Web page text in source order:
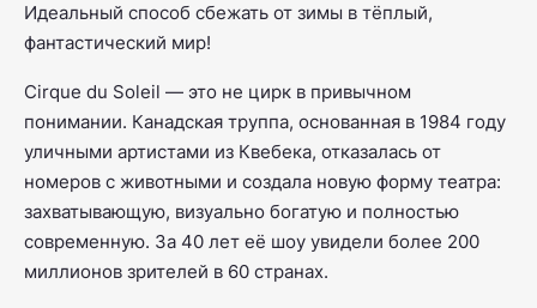
Идеальный способ сбежать от зимы в тёплый,
фантастический мир!
Cirque du Soleil — это не цирк в привычном
понимании. Канадская труппа, основанная в 1984 году
уличными артистами из Квебека, отказалась от
номеров с животными и создала новую форму театра:
захватывающую, визуально богатую и полностью
современную. За 40 лет её шоу увидели более 200
миллионов зрителей в 60 странах.